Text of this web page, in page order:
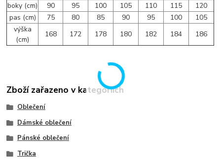
boky (cm)
90 95 100 105 110 115
120
pas (cm)
75 80 85 90 95 100
105
výška
(cm)
168 172 178 180 182 184 186
Zboží zařazeno v kategoriích
Oblečení
Dámské oblečení
Pánské oblečení
Trička